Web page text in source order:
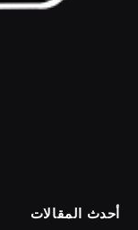
أحدث المقالات